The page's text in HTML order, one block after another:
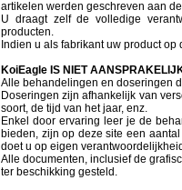
artikelen werden geschreven aan
U draagt zelf de volledige
producten.
Indien u als fabrikant uw product
KoiEagle IS NIET
Alle behandelingen en doseringen
Doseringen zijn afhankelijk van
soort, de tijd van het jaar, enz.
Enkel door ervaring leer je de
bieden, zijn op deze site een
doet u op eigen
Alle documenten, inclusief de
ter beschikking gesteld.